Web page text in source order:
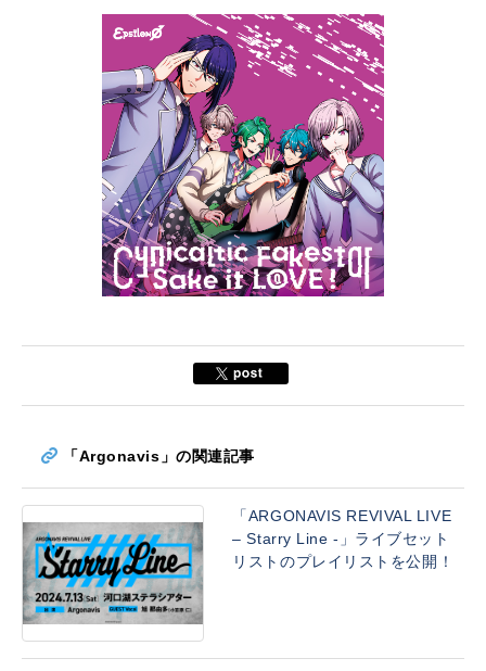
「Argonavis」の関連記事
「ARGONAVIS REVIVAL LIVE
– Starry Line -」ライブセット
リストのプレイリストを公開！